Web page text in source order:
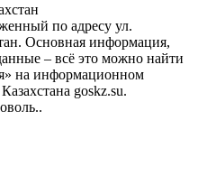
по адресу ул.
Основная информация,
– всё это можно найти
на информационном
goskz.su.